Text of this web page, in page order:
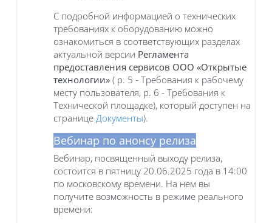
С подробной информацией о технических
требованиях к оборудованию можно
ознакомиться в соответствующих разделах
актуальной версии Регламента
предоставления сервисов ООО «Открытые
технологии» ( р. 5 - Требования к рабочему
месту пользователя, р. 6 - Требования к
Технической площадке), который доступен на
странице Документы).
Вебинар по анонсу релиза
Вебинар, посвященный выходу релиза,
состоится в пятницу 20.06.2025 года в 14:00
по московскому времени. На нем вы
получите возможность в режиме реального
времени: